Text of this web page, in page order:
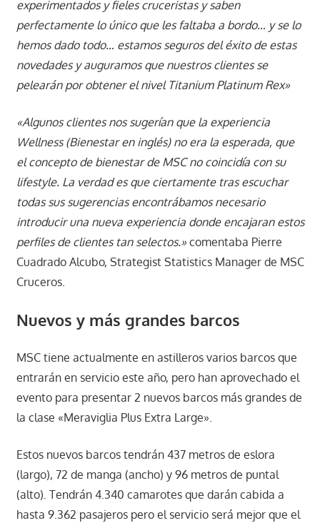
experimentados y fieles cruceristas y saben
perfectamente lo único que les faltaba a bordo… y se lo
hemos dado todo… estamos seguros del éxito de estas
novedades y auguramos que nuestros clientes se
pelearán por obtener el nivel Titanium Platinum Rex»
«Algunos clientes nos sugerían que la experiencia
Wellness (Bienestar en inglés) no era la esperada, que
el concepto de bienestar de MSC no coincidía con su
lifestyle. La verdad es que ciertamente tras escuchar
todas sus sugerencias encontrábamos necesario
introducir una nueva experiencia donde encajaran estos
perfiles de clientes tan selectos.»comentaba Pierre
Cuadrado Alcubo, Strategist Statistics Manager de MSC
Cruceros.
Nuevos y más grandes barcos
MSC tiene actualmente en astilleros varios barcos que
entrarán en servicio este año, pero han aprovechado el
evento para presentar 2 nuevos barcos más grandes de
la clase «Meraviglia Plus Extra Large».
Estos nuevos barcos tendrán 437 metros de eslora
(largo), 72 de manga (ancho) y 96 metros de puntal
(alto). Tendrán 4.340 camarotes que darán cabida a
hasta 9.362 pasajeros pero el servicio será mejor que el